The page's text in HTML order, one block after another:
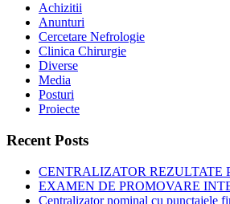
Achizitii
Anunturi
Cercetare Nefrologie
Clinica Chirurgie
Diverse
Media
Posturi
Proiecte
Recent Posts
CENTRALIZATOR REZULTATE
EXAMEN DE PROMOVARE
Centralizator nominal cu punctajele